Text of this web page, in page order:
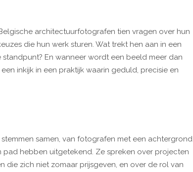
architectuurfotografen tien vragen over hun
die hun werk sturen. Wat trekt hen aan in een
En wanneer wordt een beeld meer dan
inkijk in een praktijk waarin geduld, precisie en
samen, van fotografen met een achtergrond
pad hebben uitgetekend. Ze spreken over projecten
die zich niet zomaar prijsgeven, en over de rol van